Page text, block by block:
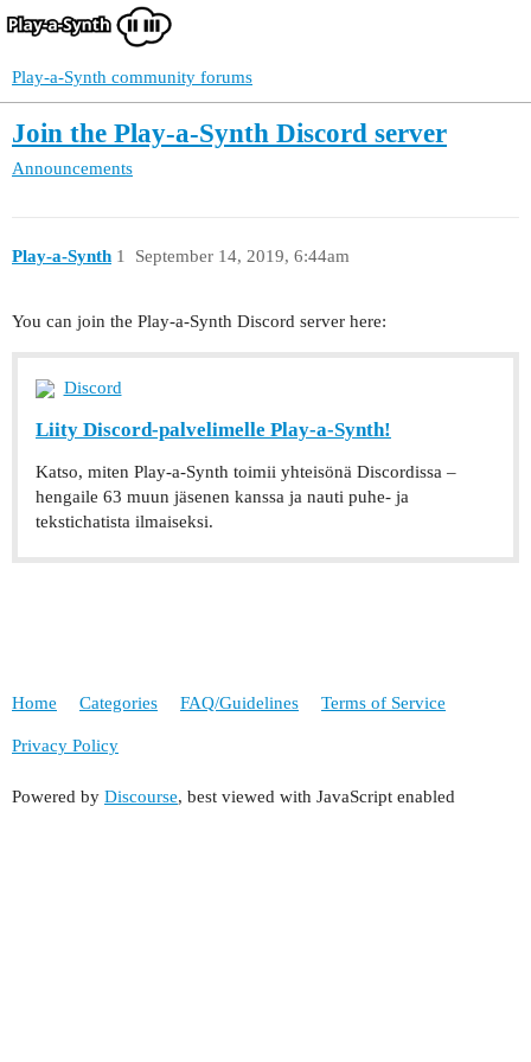
Play-a-Synth community forums
Join the Play-a-Synth Discord server
Announcements
Play-a-Synth September 14, 2019, 6:44am
1
You can join the Play-a-Synth Discord server here:
Discord
Liity Discord-palvelimelle Play-a-Synth!
Katso, miten Play-a-Synth toimii yhteisönä Discordissa –
hengaile 63 muun jäsenen kanssa ja nauti puhe- ja
tekstichatista ilmaiseksi.
Home Categories FAQ/Guidelines Terms of Service
Privacy Policy
Powered by Discourse, best viewed with JavaScript enabled